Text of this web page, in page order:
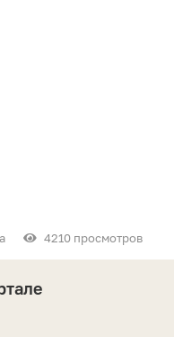
4210 просмотров